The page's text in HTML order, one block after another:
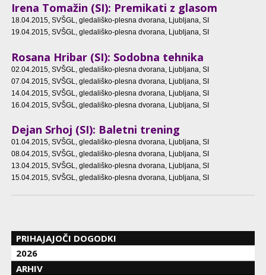
Irena Tomažin (SI): Premikati z glasom
18.04.2015, SVŠGL, gledališko-plesna dvorana, Ljubljana, SI
19.04.2015, SVŠGL, gledališko-plesna dvorana, Ljubljana, SI
Rosana Hribar (SI): Sodobna tehnika
02.04.2015, SVŠGL, gledališko-plesna dvorana, Ljubljana, SI
07.04.2015, SVŠGL, gledališko-plesna dvorana, Ljubljana, SI
14.04.2015, SVŠGL, gledališko-plesna dvorana, Ljubljana, SI
16.04.2015, SVŠGL, gledališko-plesna dvorana, Ljubljana, SI
Dejan Srhoj (SI): Baletni trening
01.04.2015, SVŠGL, gledališko-plesna dvorana, Ljubljana, SI
08.04.2015, SVŠGL, gledališko-plesna dvorana, Ljubljana, SI
13.04.2015, SVŠGL, gledališko-plesna dvorana, Ljubljana, SI
15.04.2015, SVŠGL, gledališko-plesna dvorana, Ljubljana, SI
PRIHAJAJOČI DOGODKI
2026
ARHIV